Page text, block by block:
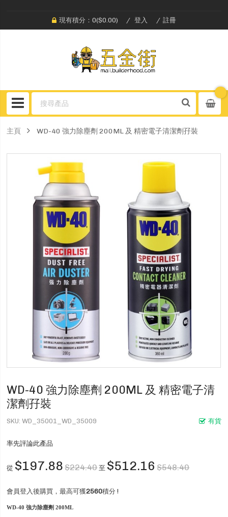
現有積分：0($0.00) 登入 註冊
主頁 WD-40 強力除塵劑 200ML 及 精密電子清潔劑孖裝
WD-40 強力除塵劑 200ML 及 精密電子清
潔劑孖裝
有貨
SKU WD_35001_WD_35009
率先評論此產品
從 $197.88 $224.40 至 $512.16 $548.40
會員登入後購買，最高可獲2560積分 !
WD-40 強力除塵劑 200ML